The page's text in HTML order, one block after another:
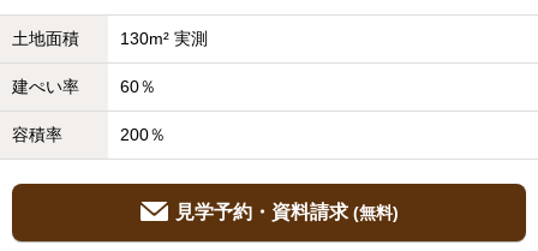
土地面積 130m² 実測
建ぺい率 60％
容積率 200％
見学予約・資料請求 (無料)